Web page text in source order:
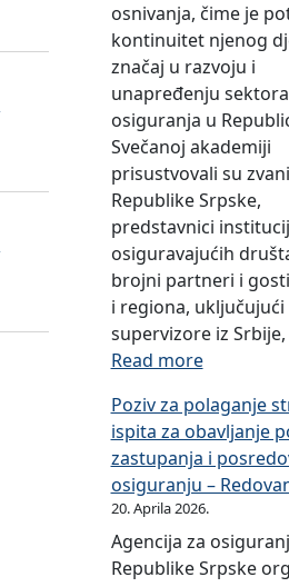
osnivanja, čime je
kontinuitet njenog
značaj u razvoju i
unapređenju sektora
osiguranja u
Svečanoj akademiji
prisustvovali su
Republike Srpske,
predstavnici
osiguravajućih
brojni partneri i
i regiona, uključujući
supervizore iz
Read more:
b
i
l
j
e
ž
e
Poziv za polaganje
ispita za obavljanje
zastupanja i
osiguranju –
20. Aprila 2026.
Agencija za
Republike Srpske